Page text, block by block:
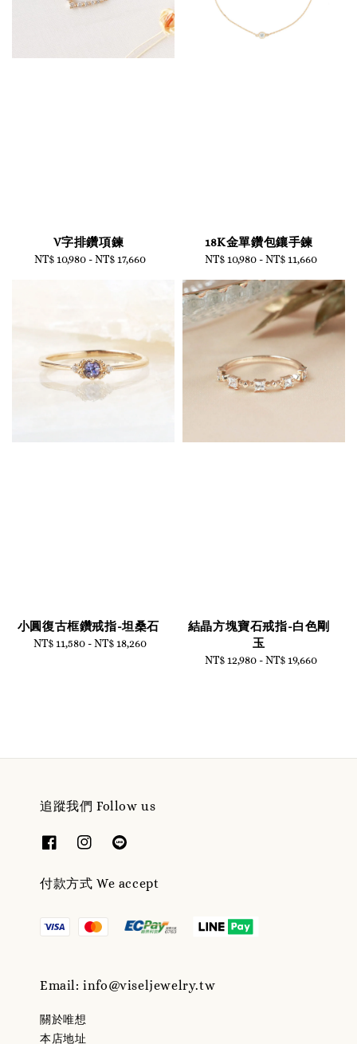
V字排鑽項鍊
Regular
NT$ 10,980 -NT$ 17,660
18K金單鑽包鑲手鍊
Regular
NT$ 10,980-NT$ 11,660
小圓復古框鑽戒指-坦桑石
Regular
NT$ 11,580 -NT$ 18,260
結晶方塊寶石戒指-白色剛
玉
Regular
NT$ 12,980-NT$ 19,660
追蹤我們 Follow us
付款方式 We accept
Email: info@viseljewelry.tw
關於唯想
本店地址